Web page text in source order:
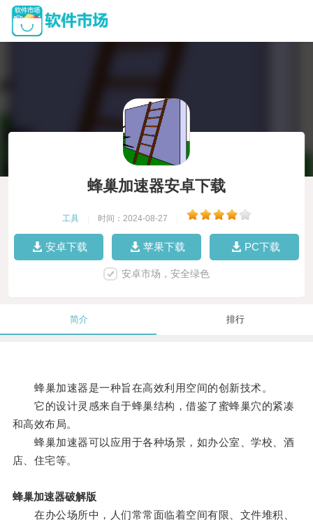
蜂巢加速器安卓下载
工具 时间：2024-08-27
安卓下载 苹果下载 PC下载
安卓市场，安全绿色
简介 排行
蜂巢加速器是一种旨在高效利用空间的创新技术。
它的设计灵感来自于蜂巢结构，借鉴了蜜蜂巢穴的紧凑
和高效布局。
蜂巢加速器可以应用于各种场景，如办公室、学校、酒
店、住宅等。
蜂巢加速器破解版
在办公场所中，人们常常面临着空间有限、文件堆积、